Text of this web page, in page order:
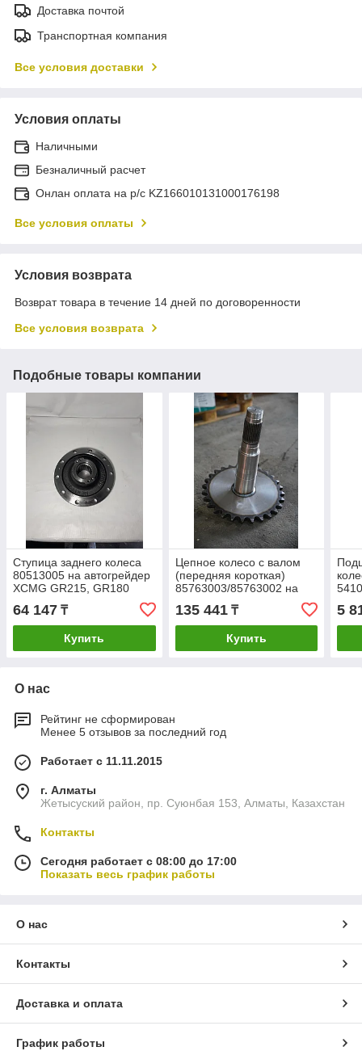
Доставка почтой
Транспортная компания
Все условия доставки
Условия оплаты
Наличными
Безналичный расчет
Онлан оплата на р/с KZ166010131000176198
Все условия оплаты
Условия возврата
Возврат товара в течение 14 дней по договоренности
Все условия возврата
Подобные товары компании
Ступица заднего колеса
80513005 на автогрейдер
XCMG GR215, GR180
64 147 ₸
Купить
Цепное колесо с валом
(передняя короткая)
85763003/85763002 на
GR215, GR180
135 441₸
Купить
5
О нас
Рейтинг не сформирован
Менее 5 отзывов за последний год
Работает с 11.11.2015
г. Алматы
Жетысуский район, пр. Суюнбая 153, Алматы, Казахстан
Контакты
Сегодня работает с 08:00 до 17:00
Показать весь график работы
О нас
Контакты
Доставка и оплата
График работы